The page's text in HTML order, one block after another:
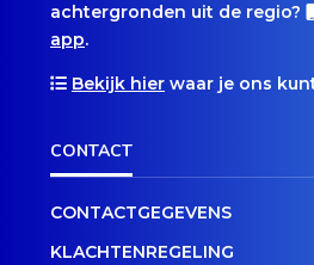
achtergronden uit de regio?
app.
Bekijk hier waar je ons
CONTACT
CONTACTGEGEVENS
KLACHTENREGELING